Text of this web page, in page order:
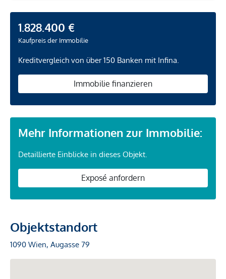
1.828.400 €
Kaufpreis der Immobilie
Kreditvergleich von über 150 Banken mit Infina.
Immobilie finanzieren
Mehr Informationen zur Immobilie:
Detaillierte Einblicke in dieses Objekt.
Exposé anfordern
Objektstandort
1090 Wien, Augasse 79